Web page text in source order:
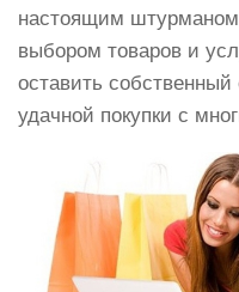
настоящим
выбором товаров и
оставить
удачной покупки с